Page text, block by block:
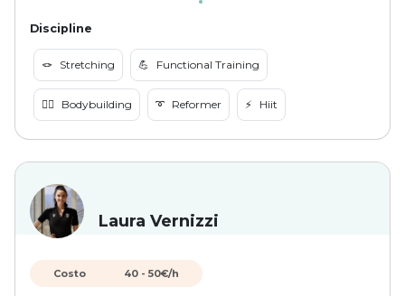
Discipline
🪢 Stretching 💪 Functional Training
🏋️‍♀️ Bodybuilding ➰ Reformer ⚡️ Hiit
Laura Vernizzi
Costo 40 - 50€/h